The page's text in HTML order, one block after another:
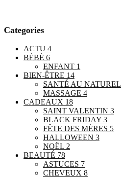
Categories
ACTU 4
BÉBÉ 6
ENFANT 1
BIEN-ÊTRE 14
SANTÉ AU NATUREL
MASSAGE 4
CADEAUX 18
SAINT VALENTIN 3
BLACK FRIDAY 3
FÊTE DES MÈRES 5
HALLOWEEN 3
NOËL 2
BEAUTÉ 78
ASTUCES 7
CHEVEUX 8